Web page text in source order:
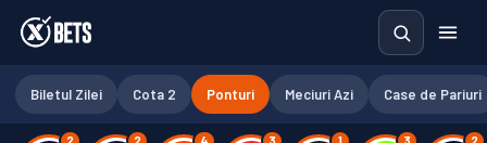
Biletul Zilei Cota 2 Ponturi Meciuri Azi Case de Pariuri